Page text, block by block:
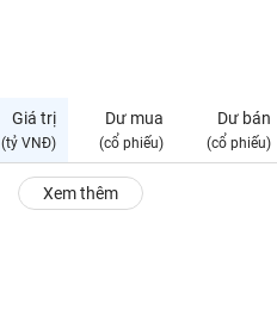
Giá trị
(tỷ VNĐ)
Dư mua
(cổ phiếu)
Dư bán
(cổ phiếu)
Xem thêm